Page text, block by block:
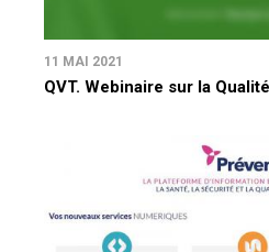
11 MAI 2021
QVT. Webinaire sur la